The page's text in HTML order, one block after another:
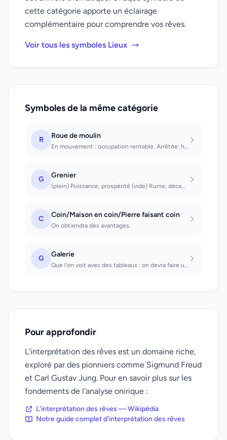
cette catégorie apporte un éclairage
complémentaire pour comprendre vos rêves.
Voir tous les symboles Lieux
Symboles de la même catégorie
R Roue de moulin
En mouvement : occupation rentable. Arrêtée: heure du berger. Endommagée: l'heur...
G Grenier
(plein) Puissance, prospérité (vide) Ruine, décadence (y voir des meubles) Aisan...
C Coin/Maison en coin/Pierre faisant coin
On obtiendra des avantages.
G Galerie
Que l'on voit avec des tableaux : on devra faire une visite fatigante. Dans laqu...
Pour approfondir
L'interprétation des rêves est un domaine riche,
exploré par des pionniers comme Sigmund Freud
et Carl Gustav Jung. Pour en savoir plus sur les
fondements de l'analyse onirique :
L'interprétation des rêves — Wikipédia
Notre guide complet d'interprétation des rêves